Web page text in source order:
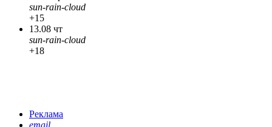
sun-rain-cloud
+15
13.08 чт
sun-rain-cloud
+18
Реклама
email